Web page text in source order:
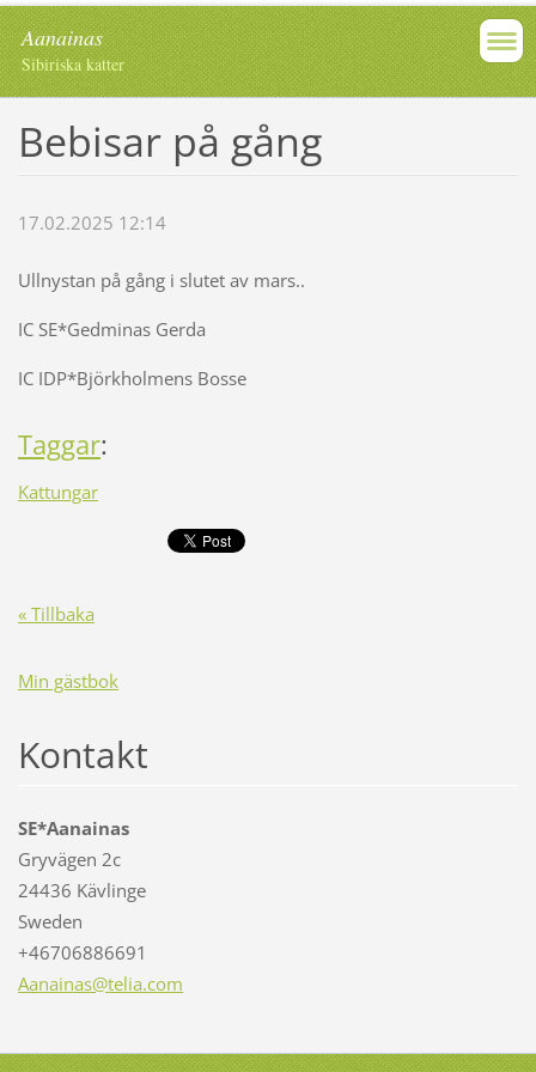
Aanainas
Sibiriska katter
Bebisar på gång
17.02.2025 12:14
Ullnystan på gång i slutet av mars..
IC SE*Gedminas Gerda
IC IDP*Björkholmens Bosse
Taggar:
Kattungar
« Tillbaka
Min gästbok
Kontakt
SE*Aanainas
Gryvägen 2c
24436 Kävlinge
Sweden
+46706886691
Aanainas@telia.com